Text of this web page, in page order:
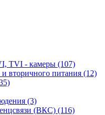
TVI - камеры (107)
вторичного питания (12)
(3)
(ВКС) (116)